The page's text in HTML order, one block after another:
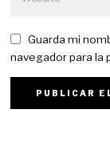
Guarda mi
navegador para la